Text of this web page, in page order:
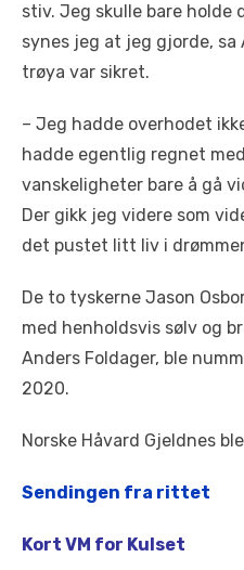
stiv. Jeg skulle bare holde
synes jeg at jeg gjorde,
trøya var sikret.
– Jeg hadde overhodet
hadde egentlig regnet
vanskeligheter bare å gå
Der gikk jeg videre som
det pustet litt liv i
De to tyskerne Jason
med henholdsvis sølv og
Anders Foldager, ble
2020.
Norske Håvard Gjeldnes
Sendingen fra rittet
Kort VM for Kulset